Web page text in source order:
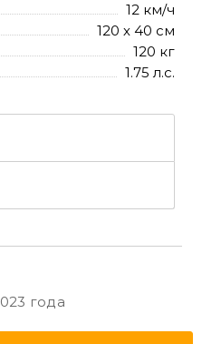
12 км/ч
120 х 40 см
120 кг
1.75 л.с.
года